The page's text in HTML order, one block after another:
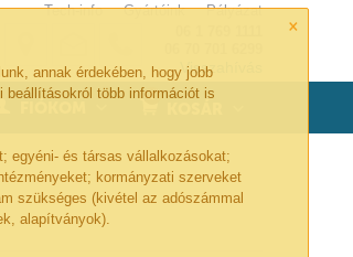
×
annak érdekében, hogy jobb
beállításokról több információt is
egyéni- és társas vállalkozásokat;
kormányzati szerveket
szükséges (kivétel az adószámmal
alapítványok).
Tech-info Gyártóink Pályázat
Visszahívás
0